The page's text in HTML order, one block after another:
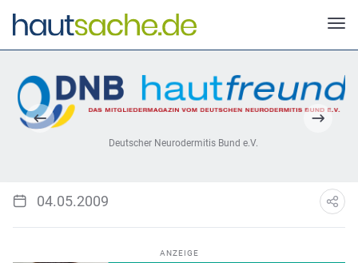
Deutscher Neurodermitis Bund e.V.
04.05.2009
ANZEIGE